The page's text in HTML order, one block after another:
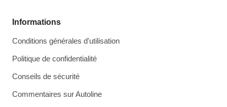
Informations
Conditions générales d'utilisation
Politique de confidentialité
Conseils de sécurité
Commentaires sur Autoline